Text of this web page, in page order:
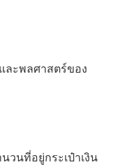
ละพลศาสตร์ของ
วนที่อยู่กระเป๋าเงิน